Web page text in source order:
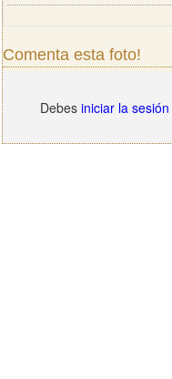
Comenta esta foto!
Debes iniciar la sesión